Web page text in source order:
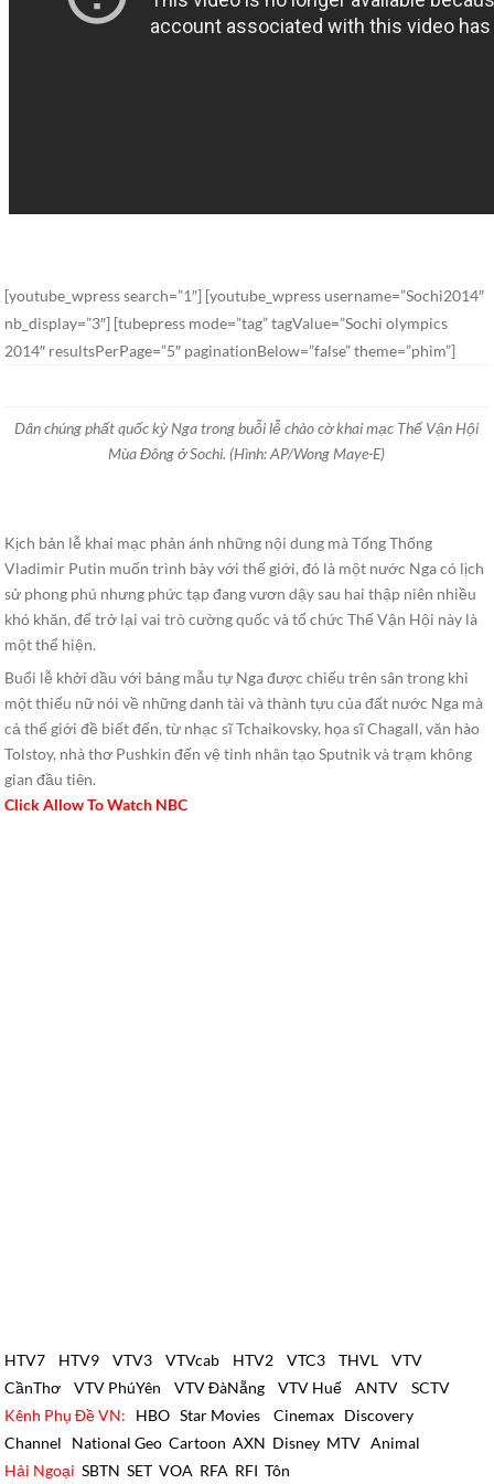
[youtube_wpress search=”1″] [youtube_wpress username=”Sochi2014″
nb_display=”3″] [tubepress mode=”tag” tagValue=”Sochi olympics
2014″ resultsPerPage=”5″ paginationBelow=”false” theme=”phim”]
Dân chúng phất quốc kỳ Nga trong buỗi lễ chào cờ khai mạc Thế Vận Hội
Mùa Đông ở Sochi. (Hình: AP/Wong Maye-E)
Kịch bản lễ khai mạc phản ánh những nội dung mà Tổng Thống
Vladimir Putin muốn trình bày với thế giới, đó là một nước Nga có lịch
sử phong phú nhưng phức tạp đang vươn dậy sau hai thập niên nhiều
khó khăn, để trở lại vai trò cường quốc và tổ chức Thế Vận Hội này là
một thể hiện.
Buổi lễ khởi dầu với bảng mẫu tự Nga được chiếu trên sân trong khi
một thiếu nữ nói về những danh tài và thành tựu của đất nước Nga mà
cả thế giới đề biết đến, từ nhạc sĩ Tchaikovsky, họa sĩ Chagall, văn hào
Tolstoy, nhà thơ Pushkin đến vệ tinh nhân tạo Sputnik và trạm không
gian đầu tiên.
Click Allow To Watch NBC
HTV7 HTV9 VTV3 VTVcab HTV2 VTC3 THVL
VTV
CầnThơ
VTV PhúYên VTV ĐàNẵng VTV Huế ANTV
SCTV
Kênh Phụ Đề VN:
HBO Star Movies Cinemax Discovery
Channel
National Geo Cartoon AXN Disney MTV Animal
Hải Ngoại SBTN SET VOA RFA RFI Tôn